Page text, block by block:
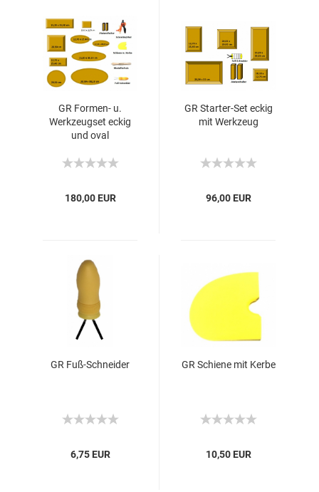
GR Formen- u.
Werkzeugset eckig
und oval
180,00 EUR
GR Starter-Set eckig
mit Werkzeug
96,00 EUR
GR Fuß-Schneider
6,75 EUR
GR Schiene mit Kerbe
10,50 EUR